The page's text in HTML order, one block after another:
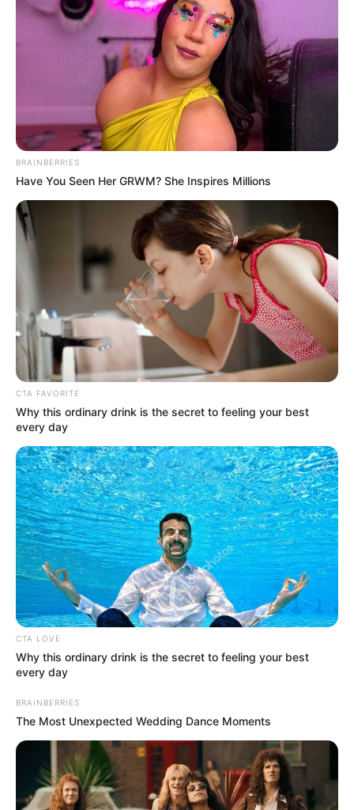
BRAINBERRIES
Have You Seen Her GRWM? She Inspires Millions
CTA FAVORITE
Why this ordinary drink is the secret to feeling your best
every day
CTA LOVE
Why this ordinary drink is the secret to feeling your best
every day
BRAINBERRIES
The Most Unexpected Wedding Dance Moments